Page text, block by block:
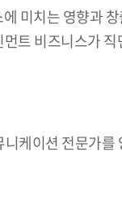
미치는 영향과
트 비즈니스가
케이션 전문가